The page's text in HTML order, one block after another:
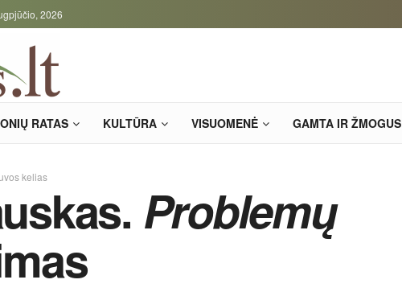
2026
RATAS KULTŪRA VISUOMENĖ GAMTA IR ŽMOGUS
kelias
Problemų